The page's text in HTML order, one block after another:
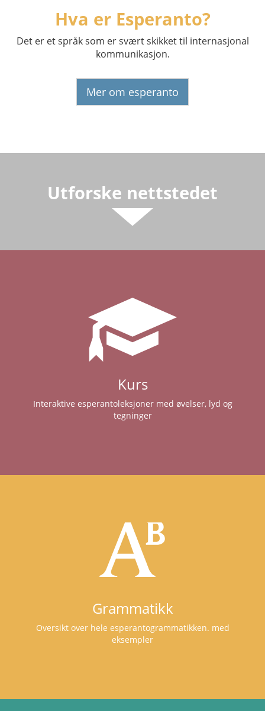
Hva er Esperanto?
Det er et språk som er svært skikket til internasjonal
kommunikasjon.
Mer om esperanto
Utforske nettstedet
Kurs
Interaktive esperantoleksjoner med øvelser, lyd og
tegninger
Grammatikk
Oversikt over hele esperantogrammatikken. med
eksempler